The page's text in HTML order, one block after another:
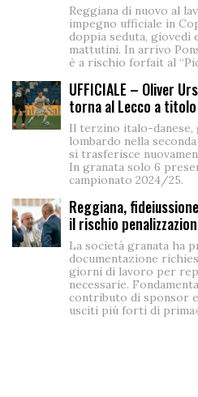
Reggiana di nuovo al
impegno ufficiale in
doppia seduta, giovedì
mattutini. In arrivo
è a rischio forfait al
UFFICIALE – Oliver
torna al Lecco a
Il terzino italo-danese,
lombardo nella
si trasferisce
In granata solo 6
campionato 2024/25.
Reggiana,
il rischio
La società granata ha
documentazione
giorni di lavoro per
necessarie.
contributo di sponsor
usciti più forti di